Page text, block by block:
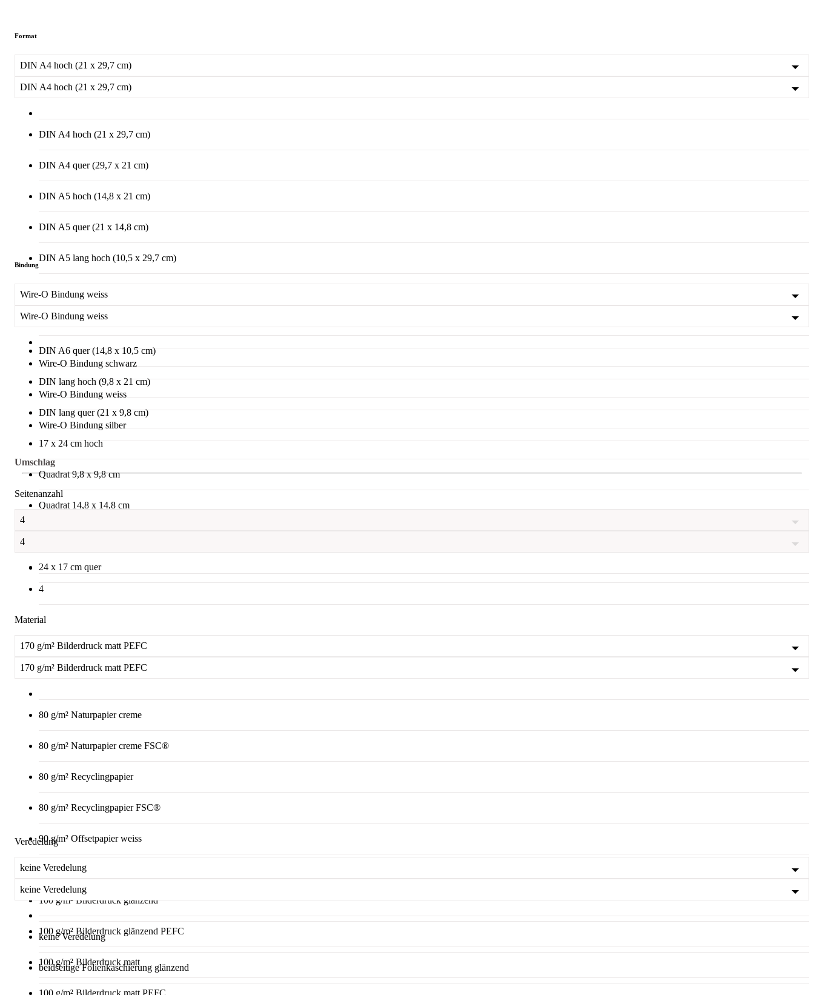
Format
DIN A4 hoch (21 x 29,7 cm)
DIN A4 hoch (21 x 29,7 cm)
DIN A4 hoch (21 x 29,7 cm)
DIN A4 quer (29,7 x 21 cm)
DIN A5 hoch (14,8 x 21 cm)
DIN A5 quer (21 x 14,8 cm)
DIN A5 lang hoch (10,5 x 29,7 cm)
DIN A5 lang quer (29,7 x 10,5 cm)
DIN A6 hoch (10,5 x 14,8 cm)
DIN A6 quer (14,8 x 10,5 cm)
DIN lang hoch (9,8 x 21 cm)
DIN lang quer (21 x 9,8 cm)
17 x 24 cm hoch
Quadrat 9,8 x 9,8 cm
Quadrat 14,8 x 14,8 cm
24 x 17 cm quer
Bindung
Wire-O Bindung weiss
Wire-O Bindung weiss
Wire-O Bindung schwarz
Wire-O Bindung weiss
Wire-O Bindung silber
Umschlag
Seitenanzahl
4
4
4
Material
170 g/m² Bilderdruck matt PEFC
170 g/m² Bilderdruck matt PEFC
80 g/m² Naturpapier creme
80 g/m² Naturpapier creme FSC®
80 g/m² Recyclingpapier
80 g/m² Recyclingpapier FSC®
90 g/m² Offsetpapier weiss
90 g/m² Offsetpapier weiss PEFC
100 g/m² Bilderdruck glänzend
100 g/m² Bilderdruck glänzend PEFC
100 g/m² Bilderdruck matt
Veredelung
keine Veredelung
keine Veredelung
keine Veredelung
beidseitige Folienkaschierung glänzend